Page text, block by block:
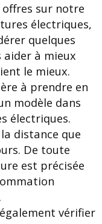
sur notre
électriques,
quelques
à mieux
le mieux.
à prendre en
modèle dans
électriques.
distance que
De toute
est précisée
vérifier